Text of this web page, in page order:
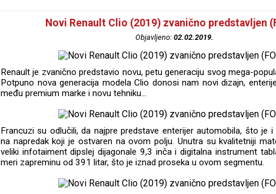
Novi Renault Clio (2019) zvanično predstavljen
Objavljeno: 02.02.2019.
Renault je zvanično predstavio novu, petu generaciju svog mega-
Potpuno nova generacija modela Clio donosi nam novi dizajn,
među premium marke i novu tehniku...
Francuzi su odlučili, da najpre predstave enterijer automobila, što je
na napredak koji je ostvaren na ovom polju. Unutra su kvalitetniji
veliki infotaiment dipslej dijagonale 9,3 inča i digitalna instrument
meri zapreminu od 391 litar, što je iznad proseka u ovom segmentu.